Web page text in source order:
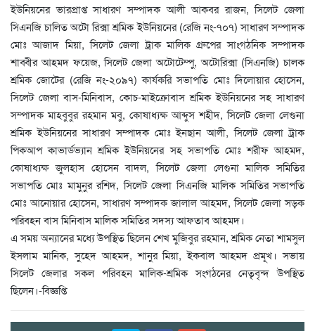
ইউনিয়নের ভারপ্রাপ্ত সাধারণ সম্পাদক আলী আকবর রাজন, সিলেট জেলা
সিএনজি চালিত অটো রিক্সা শ্রমিক ইউনিয়নের (রেজি নং-৭০৭) সাধারণ সম্পাদক
মোঃ আজাদ মিয়া, সিলেট জেলা ট্রাক মালিক গ্রুপের সাংগঠনিক সম্পাদক
শাব্বীর আহমদ ফয়েজ, সিলেট জেলা অটোটেম্পু, অটোরিক্সা (সিএনজি) চালক
শ্রমিক জোটের (রেজি নং-২০৯৭) কার্যকরি সভাপতি মোঃ দিলোয়ার হোসেন,
সিলেট জেলা বাস-মিনিবাস, কোচ-মাইক্রোবাস শ্রমিক ইউনিয়নের সহ সাধারণ
সম্পাদক মাহবুবুর রহমান মবু, কোষাধ্যক্ষ আব্দুস শহীদ, সিলেট জেলা লেগুনা
শ্রমিক ইউনিয়নের সাধারণ সম্পাদক মোঃ ইনছান আলী, সিলেট জেলা ট্রাক
পিকআপ কাভার্ডভ্যান শ্রমিক ইউনিয়নের সহ সভাপতি মোঃ শরীফ আহমদ,
কোষাধ্যক্ষ জুলহাস হোসেন বাদল, সিলেট জেলা লেগুনা মালিক সমিতির
সভাপতি মোঃ মামুনুর রশিদ, সিলেট জেলা সিএনজি মালিক সমিতির সভাপতি
মোঃ আনোয়ার হোসেন, সাধারণ সম্পাদক জালাল আহমদ, সিলেট জেলা সড়ক
পরিবহন বাস মিনিবাস মালিক সমিতির সদস্য আফতাব আহমদ।
এ সময় অন্যানের মধ্যে উপস্থিত ছিলেন শেখ মুজিবুর রহমান, শ্রমিক নেতা শামসুল
ইসলাম মানিক, সুহেদ আহমদ, শানুর মিয়া, ইকবাল আহমদ প্রমূখ। সভায়
সিলেট জেলার সকল পরিবহন মালিক-শ্রমিক সংগঠনের নেতৃবৃন্দ উপস্থিত
ছিলেন।-বিজ্ঞপ্তি